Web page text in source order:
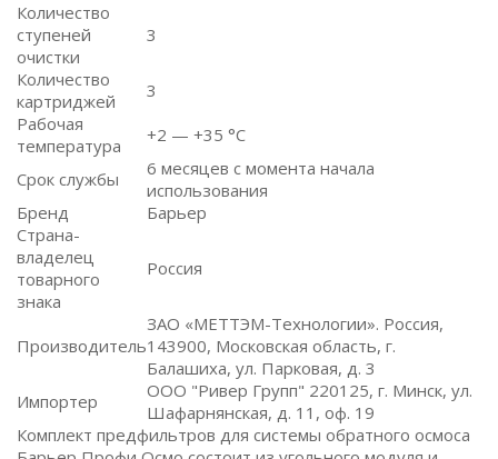
Количество
ступеней
очистки
3
Количество
картриджей
3
Рабочая
температура
+2 — +35 °C
Срок службы
6 месяцев с момента начала
использования
Бренд
Барьер
Страна-
владелец
товарного
знака
Россия
Производитель
ЗАО «МЕТТЭМ-Технологии». Россия,
143900, Московская область, г.
Балашиха, ул. Парковая, д. 3
Импортер
ООО "Ривер Групп" 220125, г. Минск, ул.
Шафарнянская, д. 11, оф. 19
Комплект предфильтров для системы обратного осмоса